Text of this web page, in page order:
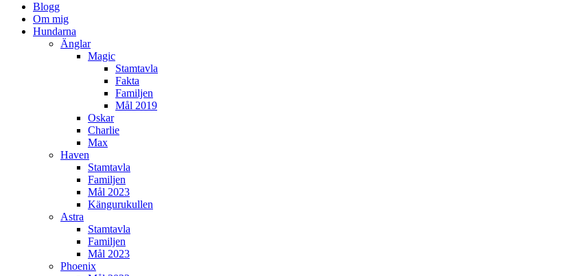
innehåll
Freestylehundar.se
Blogg
Om mig
Hundarna
Änglar
Magic
Stamtavla
Fakta
Familjen
Mål 2019
Oskar
Charlie
Max
Haven
Stamtavla
Familjen
Mål 2023
Kängurukullen
Astra
Stamtavla
Familjen
Mål 2023
Phoenix